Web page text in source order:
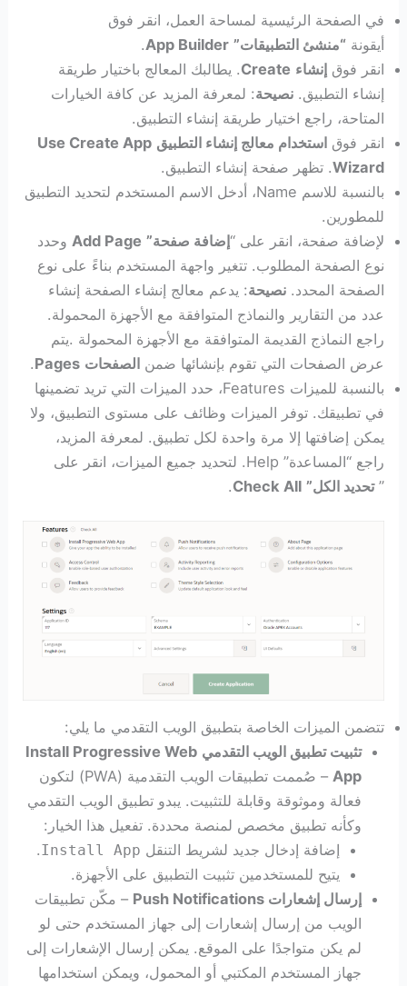
في الصفحة الرئيسية لمساحة العمل، انقر فوق
أيقونة“منشئ التطبيقات” App Builder
.
انقر فوقإنشاء Create. يطالبك المعالج باختيار طريقة
إنشاء التطبيق.نصيحة: لمعرفة المزيد عن كافة الخيارات
المتاحة، راجع اختيار طريقة إنشاء التطبيق.
انقر فوقاستخدام معالج إنشاء التطبيق Use Create App
Wizard. تظهر صفحة إنشاء التطبيق.
بالنسبة للاسم Name، أدخل الاسم المستخدم لتحديد التطبيق
للمطورين.
لإضافة صفحة، انقر على “إضافة صفحة” Add Page وحدد
نوع الصفحة المطلوب. تتغير واجهة المستخدم بناءً على نوع
الصفحة المحدد.نصيحة: يدعم معالج إنشاء الصفحة إنشاء
عدد من التقارير والنماذج المتوافقة مع الأجهزة المحمولة.
راجع النماذج القديمة المتوافقة مع الأجهزة المحمولة .يتم
عرض الصفحات التي تقوم بإنشائها ضمنالصفحات Pages
.
بالنسبة للميزات Features، حدد الميزات التي تريد تضمينها
في تطبيقك. توفر الميزات وظائف على مستوى التطبيق، ولا
يمكن إضافتها إلا مرة واحدة لكل تطبيق. لمعرفة المزيد،
راجع “المساعدة” Help. لتحديد جميع الميزات، انقر على
”تحديد الكل” Check All
.
تتضمن الميزات الخاصة بتطبيق الويب التقدمي ما يلي:
تثبيت تطبيق الويب التقدمي Install Progressive Web
App
– صُممت تطبيقات الويب التقدمية (PWA) لتكون
فعالة وموثوقة وقابلة للتثبيت. يبدو تطبيق الويب التقدمي
وكأنه تطبيق مخصص لمنصة محددة. تفعيل هذا الخيار:
إضافة إدخال جديد لشريط التنقل Install App
.
يتيح للمستخدمين تثبيت التطبيق على الأجهزة.
إرسال إشعارات Push Notifications
– مكّن تطبيقات
الويب من إرسال إشعارات إلى جهاز المستخدم حتى لو
لم يكن متواجدًا على الموقع. يمكن إرسال الإشعارات إلى
جهاز المستخدم المكتبي أو المحمول، ويمكن استخدامها